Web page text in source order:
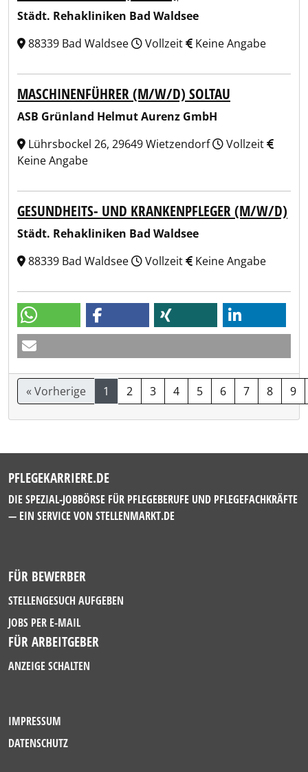
Städt. Rehakliniken Bad Waldsee
88339 Bad Waldsee
Vollzeit Keine Angabe
MASCHINENFÜHRER (M/W/D) SOLTAU
ASB Grünland Helmut Aurenz GmbH
Lührsbockel 26, 29649 Wietzendorf
Vollzeit
Keine Angabe
GESUNDHEITS- UND KRANKENPFLEGER (M/W/D)
Städt. Rehakliniken Bad Waldsee
88339 Bad Waldsee
Vollzeit Keine Angabe
« Vorherige 1 2 3 4 5 6 7 8 9
PFLEGEKARRIERE.DE
DIE SPEZIAL-JOBBÖRSE FÜR PFLEGEBERUFE UND PFLEGEFACHKRÄFTE
— EIN SERVICE VON STELLENMARKT.DE
FÜR BEWERBER
STELLENGESUCH AUFGEBEN
JOBS PER E-MAIL
FÜR ARBEITGEBER
ANZEIGE SCHALTEN
IMPRESSUM
DATENSCHUTZ